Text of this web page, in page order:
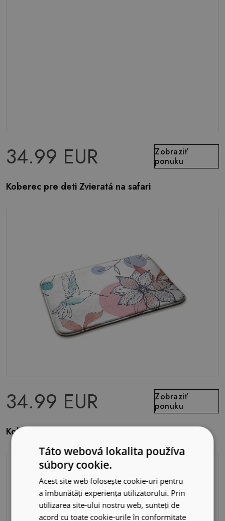
34.99 EUR
Zobraziť
ponuku
Koberec pre deti Zvieratá na safari
34.99 EUR
Zobraziť
ponuku
Koberec pre deti Kolibrík a kvetina
Táto webová lokalita používa
súbory cookie.
Acest site web folosește cookie-uri pentru
a îmbunătăți experiența utilizatorului. Prin
utilizarea site-ului nostru web, sunteți de
acord cu toate cookie-urile în conformitate